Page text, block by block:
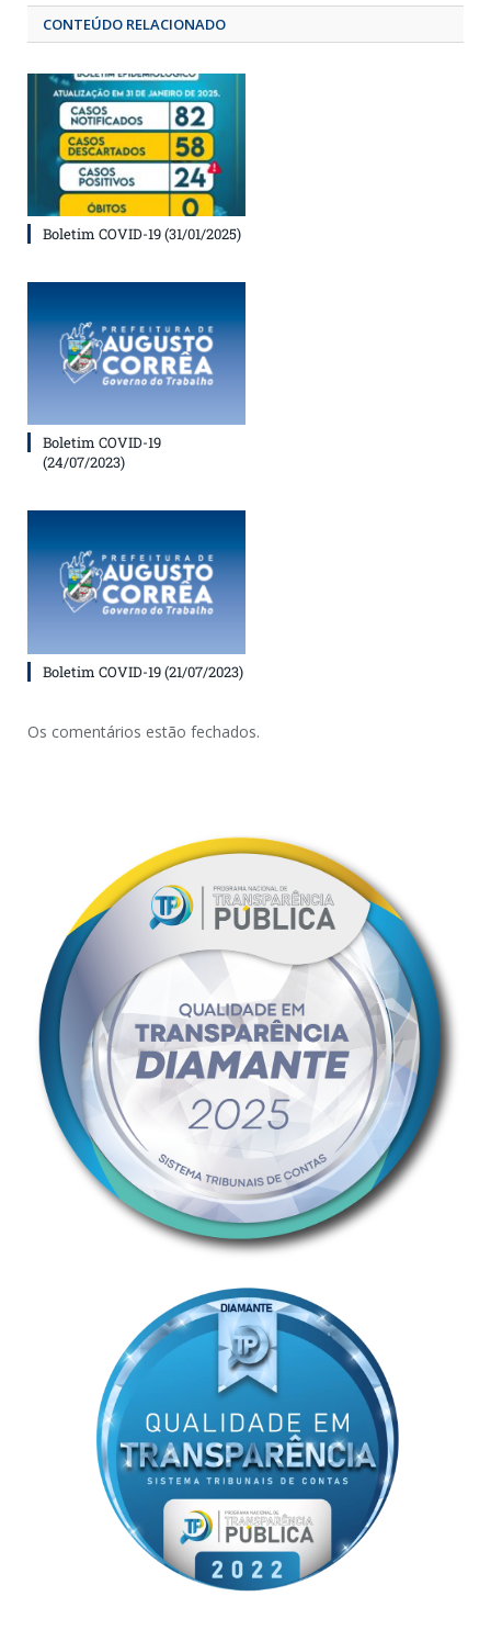
CONTEÚDO RELACIONADO
Boletim COVID-19 (31/01/2025)
Boletim COVID-19
(24/07/2023)
Boletim COVID-19 (21/07/2023)
Os comentários estão fechados.